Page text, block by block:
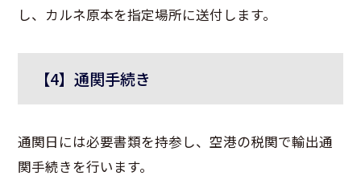
し、カルネ原本を指定場所に送付します。
【4】通関手続き
通関日には必要書類を持参し、空港の税関で輸出通
関手続きを行います。